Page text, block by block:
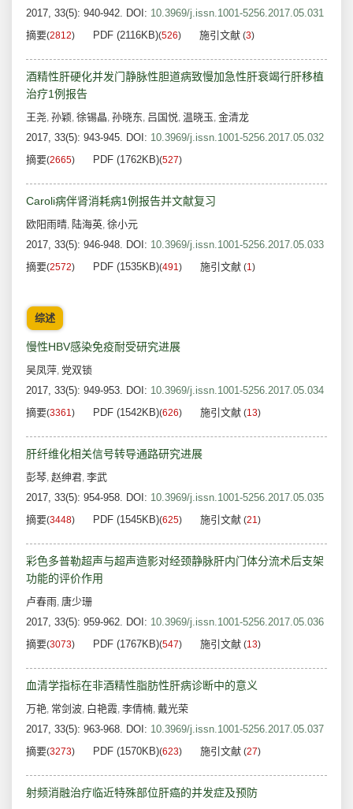
2017, 33(5): 940-942. DOI: 10.3969/j.issn.1001-5256.2017.05.031
摘要(2812) PDF (2116KB)(526) 施引文献 (3)
酒精性肝硬化并发门静脉性胆道病致慢加急性肝衰竭行肝移植
治疗1例报告
王尧, 孙颖, 徐锡晶, 孙晓东, 吕国悦, 温晓玉, 金清龙
2017, 33(5): 943-945. DOI: 10.3969/j.issn.1001-5256.2017.05.032
摘要(2665) PDF (1762KB)(527)
Caroli病伴肾消耗病1例报告并文献复习
欧阳雨晴, 陆海英, 徐小元
2017, 33(5): 946-948. DOI: 10.3969/j.issn.1001-5256.2017.05.033
摘要(2572) PDF (1535KB)(491) 施引文献 (1)
综述
慢性HBV感染免疫耐受研究进展
吴凤萍, 党双锁
2017, 33(5): 949-953. DOI: 10.3969/j.issn.1001-5256.2017.05.034
摘要(3361) PDF (1542KB)(626) 施引文献 (13)
肝纤维化相关信号转导通路研究进展
彭琴, 赵绅君, 李武
2017, 33(5): 954-958. DOI: 10.3969/j.issn.1001-5256.2017.05.035
摘要(3448) PDF (1545KB)(625) 施引文献 (21)
彩色多普勒超声与超声造影对经颈静脉肝内门体分流术后支架
功能的评价作用
卢春雨, 唐少珊
2017, 33(5): 959-962. DOI: 10.3969/j.issn.1001-5256.2017.05.036
摘要(3073) PDF (1767KB)(547) 施引文献 (13)
血清学指标在非酒精性脂肪性肝病诊断中的意义
万艳, 常剑波, 白艳霞, 李倩楠, 戴光荣
2017, 33(5): 963-968. DOI: 10.3969/j.issn.1001-5256.2017.05.037
摘要(3273) PDF (1570KB)(623) 施引文献 (27)
射频消融治疗临近特殊部位肝癌的并发症及预防